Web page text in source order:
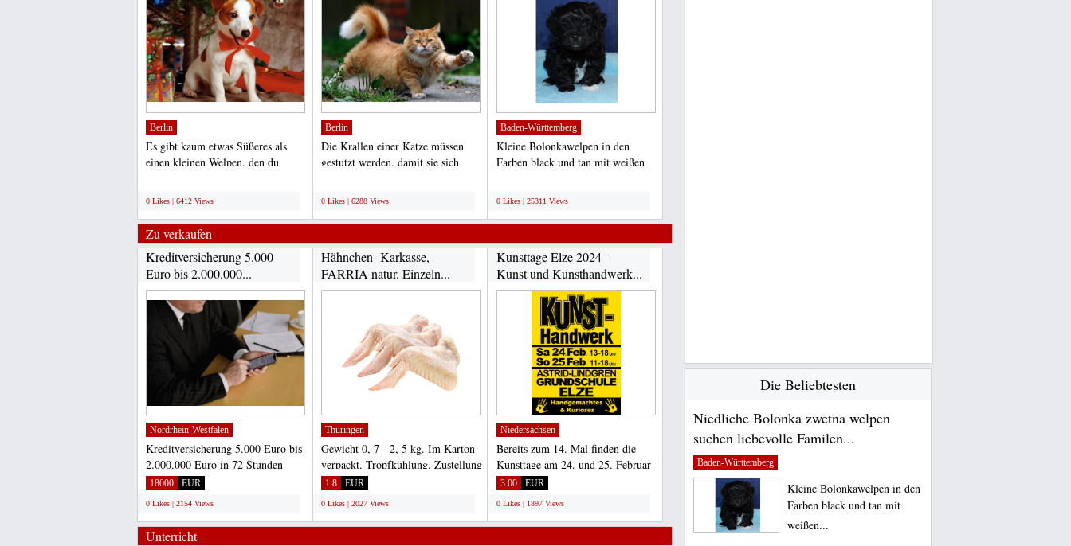
Berlin
Es gibt kaum etwas Süßeres als
einen kleinen Welpen, den du
0 Likes | 6412 Views
Berlin
Die Krallen einer Katze müssen
gestutzt werden, damit sie sich
0 Likes | 6288 Views
Baden-Württemberg
Kleine Bolonkawelpen in den
Farben black und tan mit weißen
0 Likes | 25311 Views
Zu verkaufen
Kreditversicherung 5.000
Euro bis 2.000.000...
Nordrhein-Westfalen
Kreditversicherung 5.000 Euro bis
2.000.000 Euro in 72 Stunden
Email:
18000 EUR
0 Likes | 2154 Views
Hähnchen- Karkasse,
FARRIA natur. Einzeln...
Thüringen
Gewicht 0, 7 - 2, 5 kg. Im Karton
verpackt. Tropfkühlung. Zustellung
tiefgefroren....
1.8 EUR
0 Likes | 2027 Views
Kunsttage Elze 2024 –
Kunst und Kunsthandwerk...
Niedersachsen
Bereits zum 14. Mal finden die
Kunsttage am 24. und 25. Februar
in Elze statt. Rund...
3.00 EUR
0 Likes | 1897 Views
Unterricht
Die Beliebtesten
Niedliche Bolonka zwetna welpen
suchen liebevolle Familen...
Baden-Württemberg
Kleine Bolonkawelpen in den
Farben black und tan mit
weißen...